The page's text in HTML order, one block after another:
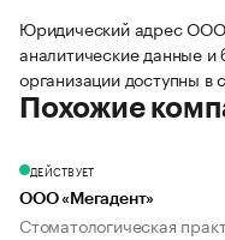
Юридический адрес
аналитические данные и
организации доступны в
Похожие
ДЕЙСТВУЕТ
ООО «Мегадент»
Стоматологическая